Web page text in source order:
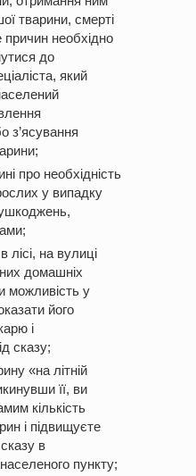
тварини, смерті
необхідно
до
який
з’ясування
про необхідність
у випадку
лісі, на вулиці
домашніх
можливість у
його
і
сказу;
«на літній
її, ви
кількість
і підвищуєте
в
пункту;